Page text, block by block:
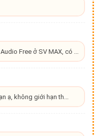
Free ở SV MAX, có ...
ạ, không giới hạn th...